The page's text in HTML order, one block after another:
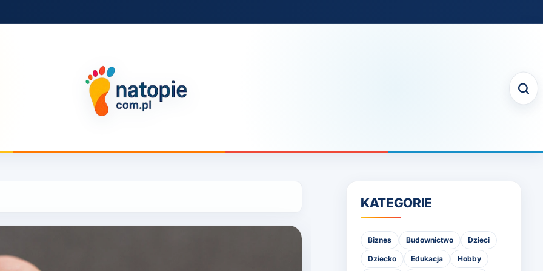
KATEGORIE
Biznes Budownictwo Dzieci
Dziecko Edukacja Hobby